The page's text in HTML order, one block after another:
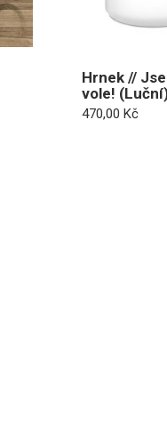
Hrnek //
vole!
470,00 Kč